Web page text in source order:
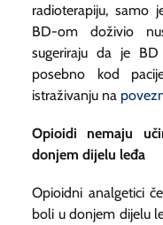
radioterapiju, samo
BD-om doživio
sugeriraju da je
posebno kod
istraživanju na
Opioidi nemaju
donjem dijelu leđa
Opioidni analgetici
boli u donjem dijelu